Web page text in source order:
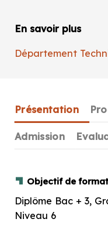
En savoir plus
Département
Présentation
Admission
Objectif de
Diplôme Bac + 3,
Niveau 6